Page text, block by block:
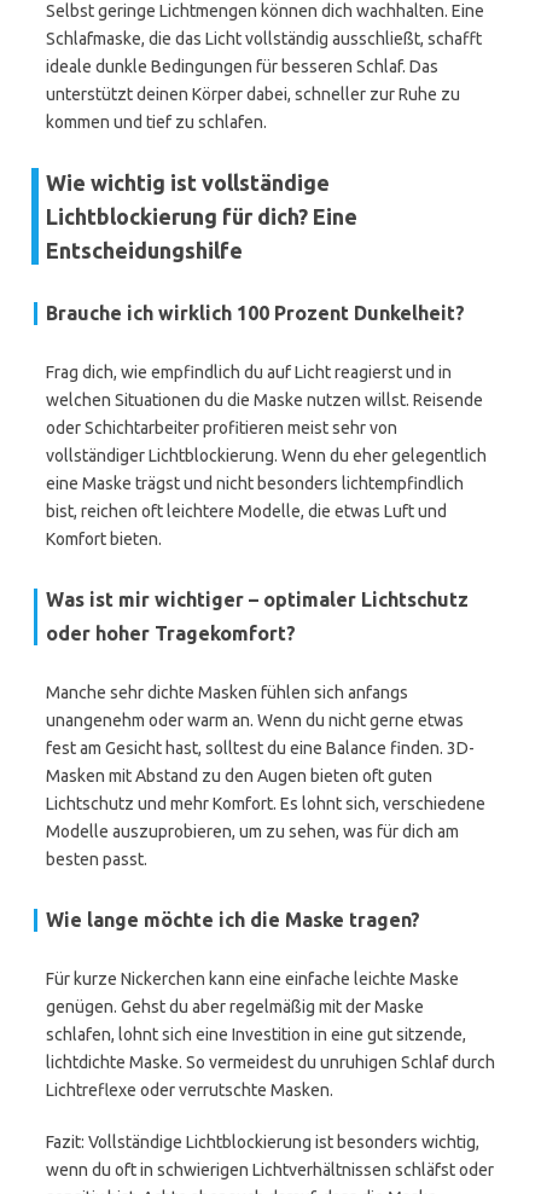
Selbst geringe Lichtmengen können dich wachhalten. Eine
Schlafmaske, die das Licht vollständig ausschließt, schafft
ideale dunkle Bedingungen für besseren Schlaf. Das
unterstützt deinen Körper dabei, schneller zur Ruhe zu
kommen und tief zu schlafen.
Wie wichtig ist vollständige
Lichtblockierung für dich? Eine
Entscheidungshilfe
Brauche ich wirklich 100 Prozent Dunkelheit?
Frag dich, wie empfindlich du auf Licht reagierst und in
welchen Situationen du die Maske nutzen willst. Reisende
oder Schichtarbeiter profitieren meist sehr von
vollständiger Lichtblockierung. Wenn du eher gelegentlich
eine Maske trägst und nicht besonders lichtempfindlich
bist, reichen oft leichtere Modelle, die etwas Luft und
Komfort bieten.
Was ist mir wichtiger – optimaler Lichtschutz
oder hoher Tragekomfort?
Manche sehr dichte Masken fühlen sich anfangs
unangenehm oder warm an. Wenn du nicht gerne etwas
fest am Gesicht hast, solltest du eine Balance finden. 3D-
Masken mit Abstand zu den Augen bieten oft guten
Lichtschutz und mehr Komfort. Es lohnt sich, verschiedene
Modelle auszuprobieren, um zu sehen, was für dich am
besten passt.
Wie lange möchte ich die Maske tragen?
Für kurze Nickerchen kann eine einfache leichte Maske
genügen. Gehst du aber regelmäßig mit der Maske
schlafen, lohnt sich eine Investition in eine gut sitzende,
lichtdichte Maske. So vermeidest du unruhigen Schlaf durch
Lichtreflexe oder verrutschte Masken.
Fazit: Vollständige Lichtblockierung ist besonders wichtig,
wenn du oft in schwierigen Lichtverhältnissen schläfst oder